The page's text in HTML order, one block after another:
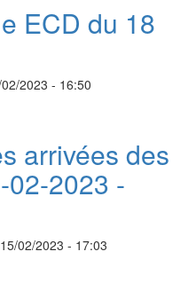
ECD du 18
2023 - 16:50
arrivées des
02-2023 -
02/2023 - 17:03